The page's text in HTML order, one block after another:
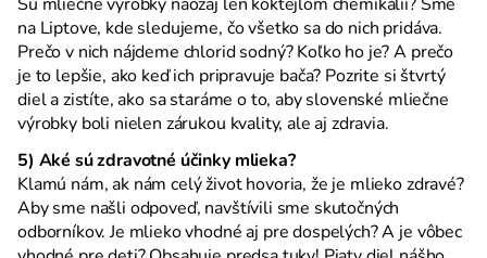
na Liptove, kde sledujeme, čo všetko sa do nich pridáva.
Prečo v nich nájdeme chlorid sodný? Koľko ho je? A prečo
je to lepšie, ako keď ich pripravuje bača? Pozrite si štvrtý
diel a zistíte, ako sa staráme o to, aby slovenské mliečne
výrobky boli nielen zárukou kvality, ale aj zdravia.
5) Aké sú zdravotné účinky mlieka?
Klamú nám, ak nám celý život hovoria, že je mlieko zdravé?
Aby sme našli odpoveď, navštívili sme skutočných
odborníkov. Je mlieko vhodné aj pre dospelých? A je vôbec